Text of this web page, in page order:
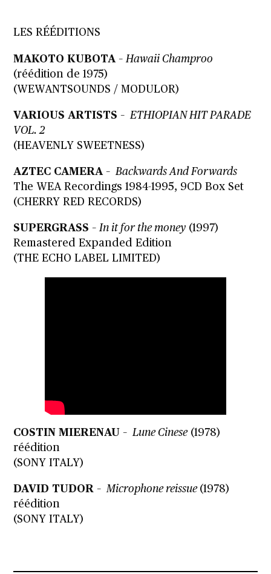
LES RÉÉDITIONS
MAKOTO KUBOTA–Hawaii Champroo
(réédition de 1975)
(WEWANTSOUNDS / MODULOR)
VARIOUS ARTISTS –ETHIOPIAN HIT PARADE
VOL. 2
(HEAVENLY SWEETNESS)
AZTEC CAMERA–Backwards And Forwards
The WEA Recordings 1984-1995, 9CD Box Set
(CHERRY RED RECORDS)
SUPERGRASS –In it for the money (1997)
Remastered Expanded Edition
(THE ECHO LABEL LIMITED)
COSTIN MIERENAU –Lune Cinese(1978)
réédition
(SONY ITALY)
DAVID TUDOR –Microphone reissue (1978)
réédition
(SONY ITALY)